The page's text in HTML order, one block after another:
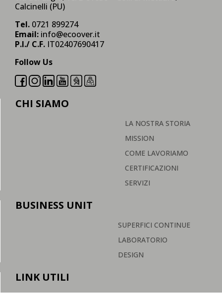
Calcinelli (PU)
Tel. 0721 899274
Email: info@ecoover.it
P.I./ C.F. IT02407690417
Follow Us
CHI SIAMO
LA NOSTRA STORIA
MISSION
COME LAVORIAMO
CERTIFICAZIONI
SERVIZI
BUSINESS UNIT
SUPERFICI CONTINUE
LABORATORIO
DESIGN
LINK UTILI